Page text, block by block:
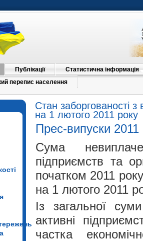
Публікації
Статистична інформація
перепис населення
Стан заборгованості з
на 1 лютого 2011 року
Прес-випуски 2011
Сума
підприємств та
початком 2011
на 1 лютого 2011
Із загальної
активні
частка